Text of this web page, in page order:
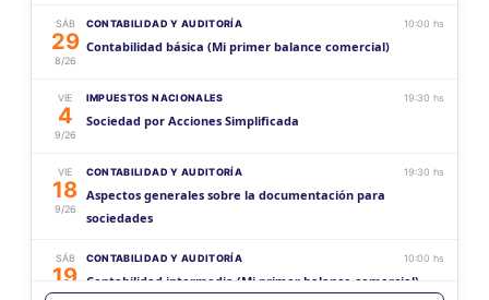
SÁB
29
8/26
CONTABILIDAD Y AUDITORÍA 10:00 hs
Contabilidad básica (Mi primer balance comercial)
VIE
4
9/26
IMPUESTOS NACIONALES 19:30 hs
Sociedad por Acciones Simplificada
VIE
18
9/26
CONTABILIDAD Y AUDITORÍA 19:30 hs
Aspectos generales sobre la documentación para
sociedades
SÁB
19
9/26
CONTABILIDAD Y AUDITORÍA 10:00 hs
Contabilidad intermedia (Mi primer balance comercial)